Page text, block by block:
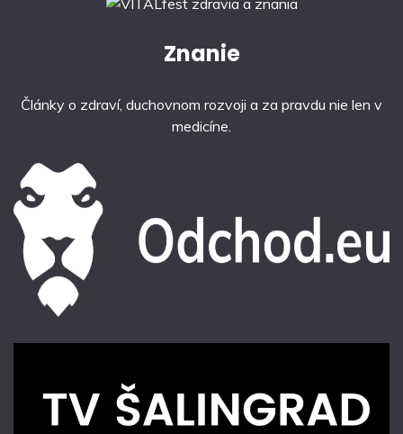
Znanie
Články o zdraví, duchovnom rozvoji a za pravdu nie len v
medicíne.